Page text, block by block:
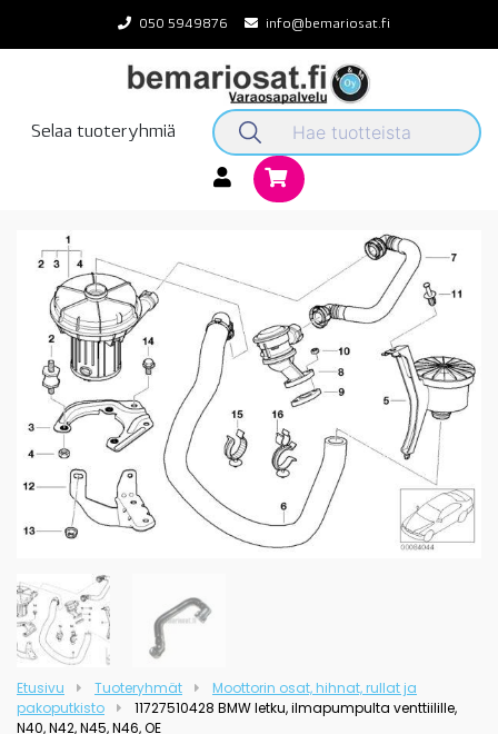
content
050 5949876 info@bemariosat.fi
Selaa tuoteryhmiä
Etusivu Tuoteryhmät
Moottorin osat, hihnat, rullat ja
pakoputkisto
11727510428 BMW letku, ilmapumpulta venttiilille,
N40, N42, N45, N46, OE